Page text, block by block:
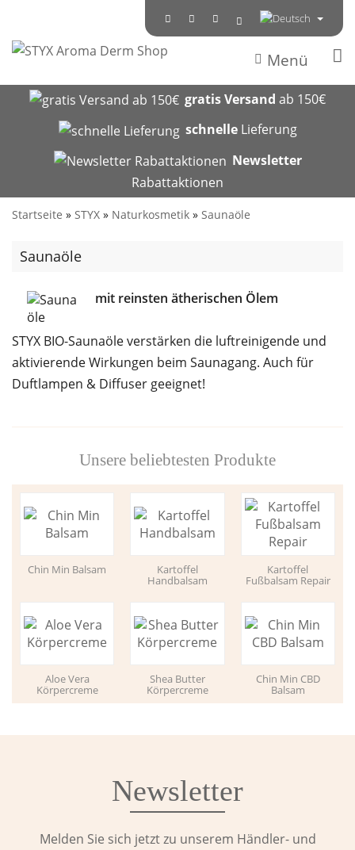
Menü
gratis Versand ab 150€
schnelleLieferung
Newsletter
Rabattaktionen
Startseite » STYX » Naturkosmetik » Saunaöle
Saunaöle
mit reinsten ätherischen Ölem
STYX BIO-Saunaöle verstärken die luftreinigende und
aktivierende Wirkungen beim Saunagang. Auch für
Duftlampen & Diffuser geeignet!
Unsere beliebtesten Produkte
Chin Min Balsam Kartoffel
Handbalsam
Kartoffel
Fußbalsam Repair
Aloe Vera
Körpercreme
Shea Butter
Körpercreme
Chin Min CBD
Balsam
Newsletter
Melden Sie sich jetzt zu unserem Händler- und